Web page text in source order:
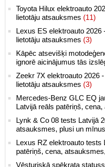
Toyota Hilux elektroauto
lietotāju atsauksmes (11)
Lexus ES elektroauto
lietotāju atsauksmes (3)
Kāpēc atsevišķi
ignorē aicinājumus tās
Zeekr 7X elektroauto 2026
lietotāju atsauksmes (3)
Mercedes-Benz GLC EQ
Latvijā reāls patēriņš,
Lynk & Co 08 tests Latvijā
atsauksmes, plusi un
Lexus RZ elektroauto tests
patēriņš, cena,
Vēsturiskā spēkrata